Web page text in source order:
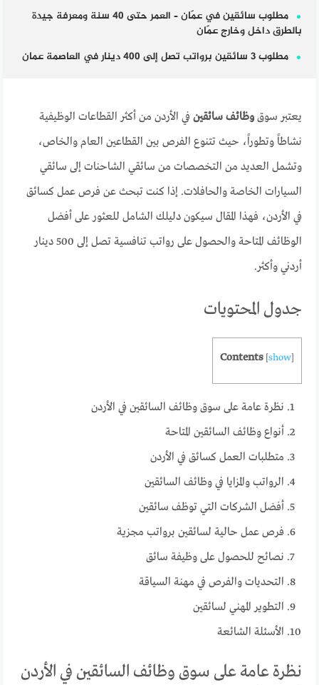
مطلوب سائقين في عمّان – العمر حتى 40 سنة ومعرفة جيدة
بالطرق داخل وخارج عمّان
مطلوب 3 سائقين برواتب تصل إلى 400 دينار في العاصمة عمان
يعتبر سوقوظائف سائقين في الأردن من أكثر القطاعات الوظيفية
نشاطاً وتطوراً، حيث تتنوع الفرص بين القطاعين العام والخاص،
وتشمل العديد من التخصصات من سائقي الشاحنات إلى سائقي
السيارات الخاصة والحافلات. إذا كنت تبحث عن فرص عمل كسائق
في الأردن، فهذا المقال سيكون دليلك الشامل للعثور على أفضل
الوظائف المتاحة والحصول على رواتب تنافسية تصل إلى 500 دينار
أردني وأكثر.
جدول المحتويات
Contents [show]
نظرة عامة على سوق وظائف السائقين في الأردن
أنواع وظائف السائقين المتاحة
متطلبات العمل كسائق في الأردن
الرواتب والمزايا في وظائف السائقين
أفضل الشركات التي توظف سائقين
فرص عمل حالية لسائقين برواتب مجزية
نصائح للحصول على وظيفة سائق
التحديات والفرص في مهنة السياقة
التطوير المهني لسائقين
الأسئلة الشائعة
نظرة عامة على سوق وظائف السائقين في الأردن